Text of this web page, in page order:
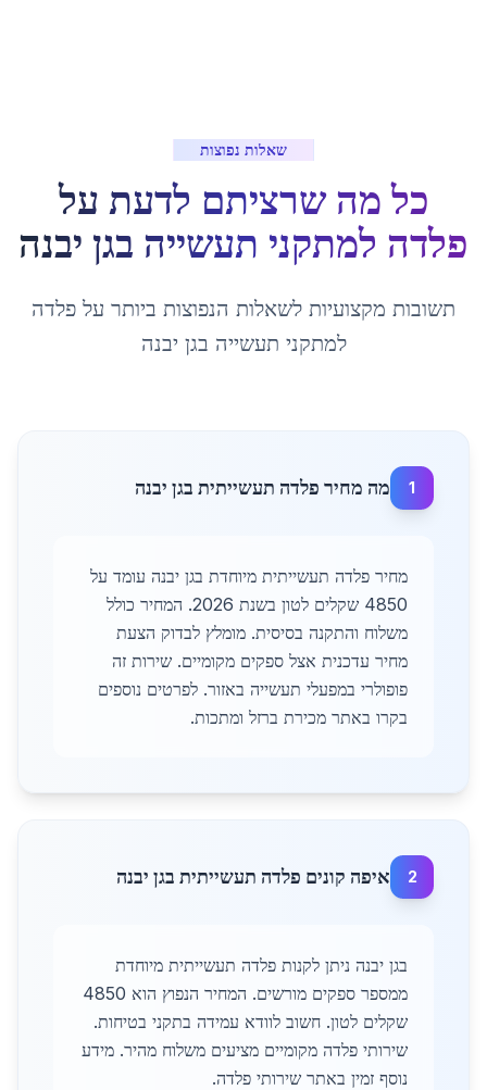
שאלות נפוצות
כל מה שרציתם לדעת על
פלדה למתקני תעשייה בגן יבנה
תשובות מקצועיות לשאלות הנפוצות ביותר על פלדה
למתקני תעשייה בגן יבנה
1 מה מחיר פלדה תעשייתית בגן יבנה
מחיר פלדה תעשייתית מיוחדת בגן יבנה עומד על
4850 שקלים לטון בשנת 2026. המחיר כולל
משלוח והתקנה בסיסית. מומלץ לבדוק הצעת
מחיר עדכנית אצל ספקים מקומיים. שירות זה
פופולרי במפעלי תעשייה באזור. לפרטים נוספים
בקרו באתר מכירת ברזל ומתכות.
2 איפה קונים פלדה תעשייתית בגן יבנה
בגן יבנה ניתן לקנות פלדה תעשייתית מיוחדת
ממספר ספקים מורשים. המחיר הנפוץ הוא 4850
שקלים לטון. חשוב לוודא עמידה בתקני בטיחות.
שירותי פלדה מקומיים מציעים משלוח מהיר. מידע
נוסף זמין באתר שירותי פלדה.